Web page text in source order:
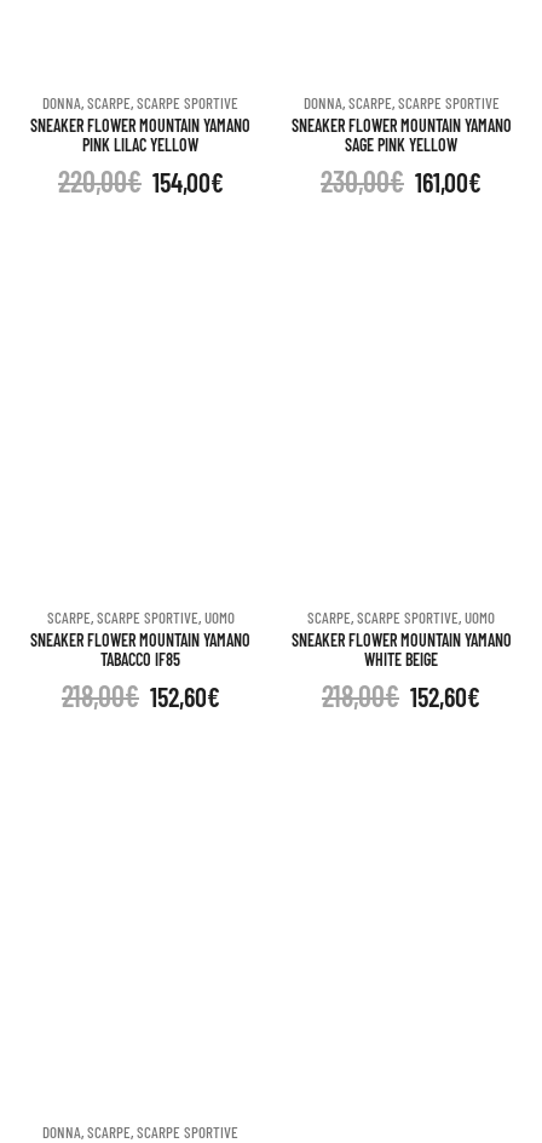
DONNA,SCARPE,SCARPE SPORTIVE
SNEAKER FLOWER MOUNTAIN YAMANO
PINK LILAC YELLOW
220,00€ 154,00€
DONNA,SCARPE,SCARPE SPORTIVE
SNEAKER FLOWER MOUNTAIN YAMANO
SAGE PINK YELLOW
230,00€ 161,00€
SCARPE,SCARPE SPORTIVE,UOMO
SNEAKER FLOWER MOUNTAIN YAMANO
TABACCO IF85
218,00€ 152,60€
SCARPE,SCARPE SPORTIVE,UOMO
SNEAKER FLOWER MOUNTAIN YAMANO
WHITE BEIGE
218,00€ 152,60€
DONNA,SCARPE,SCARPE SPORTIVE